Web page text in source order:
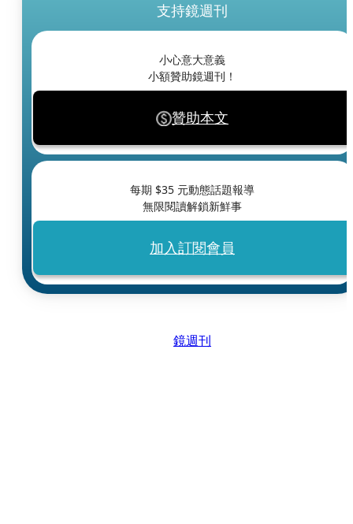
支持鏡週刊
小心意大意義
小額贊助鏡週刊！
贊助本文
每期 $35 元動態話題報導
無限閱讀解鎖新鮮事
加入訂閱會員
鏡週刊